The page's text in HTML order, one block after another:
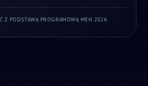
Z PODSTAWĄ PROGRAMOWĄ MEN 2026